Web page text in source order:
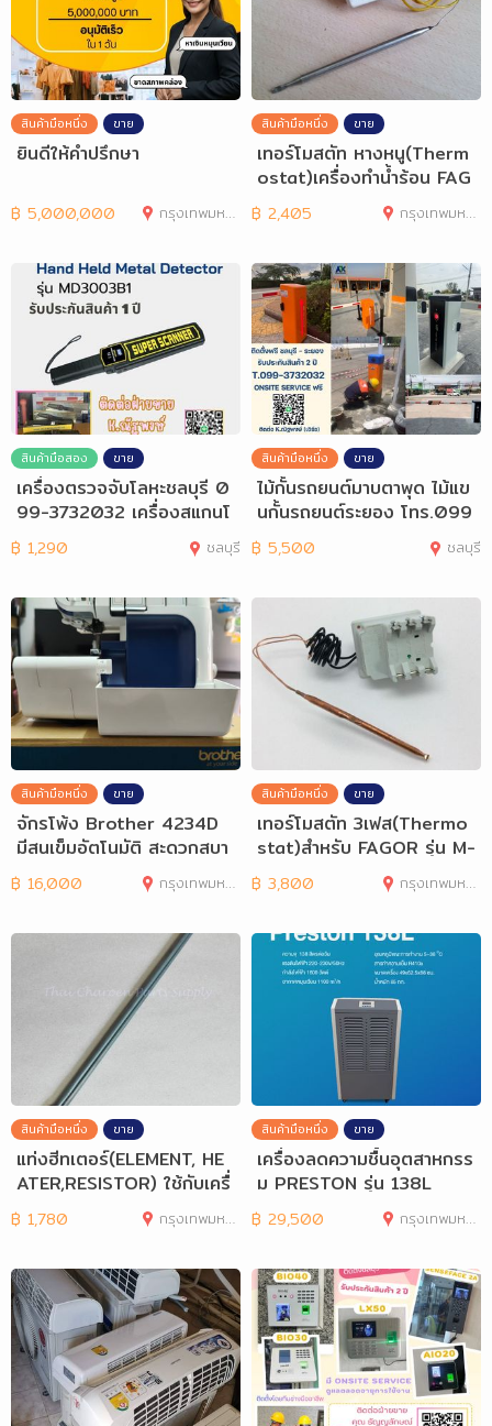
สินค้ามือหนึ่ง ขาย
ยินดีให้คำปรึกษา
฿ 5,000,000 กรุงเทพมหานคร
สินค้ามือหนึ่ง ขาย
เทอร์โมสตัท หางหนู(Therm
ostat)เครื่องทำน้ำร้อน FAG
OR 30-200
฿ 2,405 กรุงเทพมหานคร
สินค้ามือสอง ขาย
เครื่องตรวจจับโลหะชลบุรี 0
99-3732032 เครื่องสแกนโ
ลหะชลบุรี
฿ 1,290 ชลบุรี
สินค้ามือหนึ่ง ขาย
ไม้กั้นรถยนต์มาบตาพุด ไม้แข
นกั้นรถยนต์ระยอง โทร.099
-3732032
฿ 5,500 ชลบุรี
สินค้ามือหนึ่ง ขาย
จักรโพ้ง Brother 4234D
มีสนเข็มอัตโนมัติ สะดวกสบา
ย
฿ 16,000 กรุงเทพมหานคร
สินค้ามือหนึ่ง ขาย
เทอร์โมสตัท 3เฟส(Thermo
stat)สำหรับ FAGOR รุ่น M-
300SS
฿ 3,800 กรุงเทพมหานคร
สินค้ามือหนึ่ง ขาย
แท่งฮีทเตอร์(ELEMENT, HE
ATER,RESISTOR) ใช้กับเครื่
องทำน้ำร้อ
฿ 1,780 กรุงเทพมหานคร
สินค้ามือหนึ่ง ขาย
เครื่องลดความชื้นอุตสาหกรร
ม PRESTON รุ่น 138L
฿ 29,500 กรุงเทพมหานคร